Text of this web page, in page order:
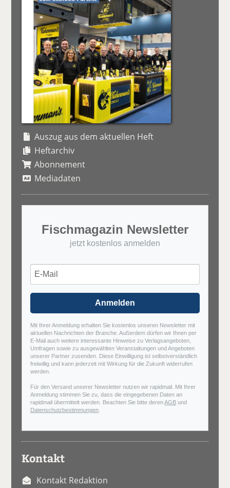
Auszug aus dem aktuellen Heft
Heftarchiv
Abonnement
Mediadaten
Fischmagazin Newsletter
jetzt kostenlos anmelden
Anmelden
Mit Ihrer Anmeldung erhalten Sie kostenlos unseren Newsletter mit
aktuellen Nachrichten der Branche. Außerdem dürfen wir Ihnen per
E-Mail auch weitere interessante Hinweise zu Verlagsangeboten,
Umfragen sowie zu ausgewählten Veranstaltungen und Angeboten
unserer Partner zusenden. Diese Einwilligung ist selbstverständlich
freiwillig und kann jederzeit mit Wirkung für die Zukunft widerrufen
werden.
Für den Versand unserer Newsletter nutzen wir rapidmail. Mit Ihrer
Anmeldung stimmen Sie zu, dass die eingegebenen Daten an
rapidmail übermittelt werden. Beachten Sie bitte derenAGB und
Datenschutzbestimmungen
Kontakt
Kontakt Redaktion